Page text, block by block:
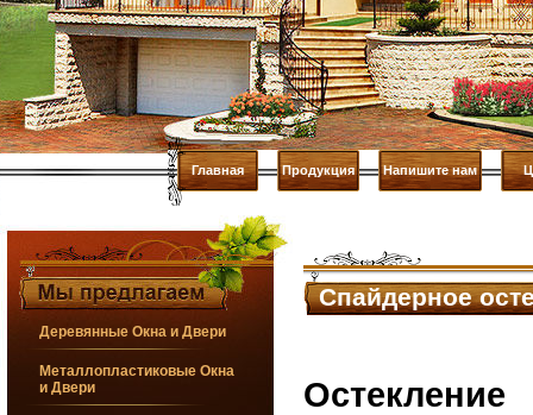
Главная Продукция Напишите нам
Деревянные Окна и Двери
Металлопластиковые Окна
и Двери
Спайдерное
Остекление